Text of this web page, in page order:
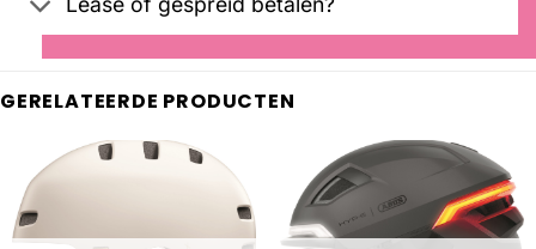
GERELATEERDE PRODUCTEN